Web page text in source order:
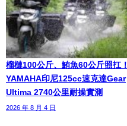
榴槤100公斤、鮪魚60公斤照扛！
YAMAHA印尼125cc速克達Gear
Ultima 2740公里耐操實測
2026 年 8 月 4 日